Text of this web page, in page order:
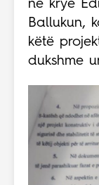
në krye
Ballukun,
këtë
dukshme